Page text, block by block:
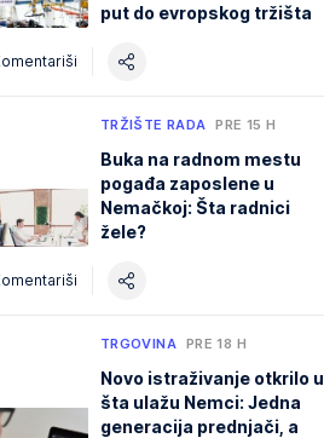
put do evropskog tržišta
TRŽIŠTE RADA PRE 15 H
Buka na radnom mestu
pogađa zaposlene u
Nemačkoj: Šta radnici
žele?
TRGOVINA PRE 18 H
Novo istraživanje otkrilo u
šta ulažu Nemci: Jedna
generacija prednjači, a